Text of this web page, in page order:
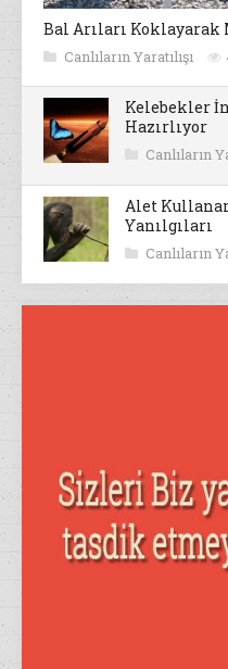
Bal Arıları Koklayarak
Canlıların Yaratılışı
Kelebekler
Hazırlıyor
Canlıların
Alet
Yanılgıları
Canlıların